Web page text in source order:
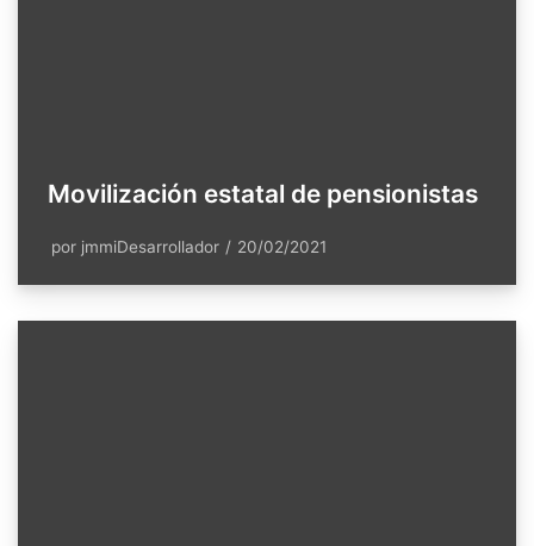
Movilización estatal de pensionistas
por jmmiDesarrollador 20/02/2021